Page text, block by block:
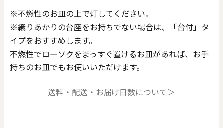
※不燃性のお皿の上で灯してください。
※織りあかりの台座をお持ちでない場合は、「台付」タ
イプをおすすめします。
不燃性でローソクをまっすぐ置けるお皿があれば、お手
持ちのお皿でもお使いいただけます。
送料・配送・お届け日数について＞